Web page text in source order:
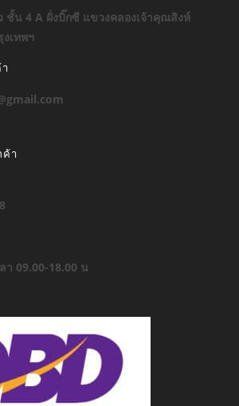
ชั้น 4 A ฝั่งบิ๊กซี แขวงคลองเจ้าคุณสิงห์
เทพฯ
า
า 09.00-18.00 น